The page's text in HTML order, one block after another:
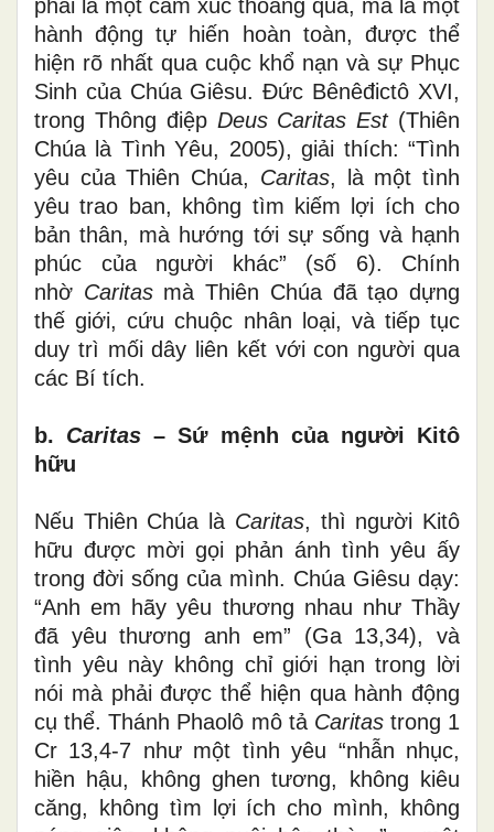
phải là một cảm xúc thoáng qua, mà là một
hành động tự hiến hoàn toàn, được thể
hiện rõ nhất qua cuộc khổ nạn và sự Phục
Sinh của Chúa Giêsu. Đức Bênêđictô XVI,
trong Thông điệp Deus Caritas Est(Thiên
Chúa là Tình Yêu, 2005), giải thích: “Tình
yêu của Thiên Chúa, Caritas, là một tình
yêu trao ban, không tìm kiếm lợi ích cho
bản thân, mà hướng tới sự sống và hạnh
phúc của người khác” (số 6). Chính
nhờ Caritasmà Thiên Chúa đã tạo dựng
thế giới, cứu chuộc nhân loại, và tiếp tục
duy trì mối dây liên kết với con người qua
các Bí tích.
b. Caritas – Sứ mệnh của người Kitô
hữu
Nếu Thiên Chúa là Caritas, thì người Kitô
hữu được mời gọi phản ánh tình yêu ấy
trong đời sống của mình. Chúa Giêsu dạy:
“Anh em hãy yêu thương nhau như Thầy
đã yêu thương anh em” (Ga 13,34), và
tình yêu này không chỉ giới hạn trong lời
nói mà phải được thể hiện qua hành động
cụ thể. Thánh Phaolô mô tả Caritastrong 1
Cr 13,4-7 như một tình yêu “nhẫn nhục,
hiền hậu, không ghen tương, không kiêu
căng, không tìm lợi ích cho mình, không